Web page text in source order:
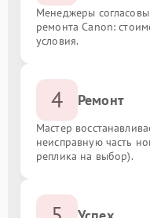
Менеджеры
ремонта Canon:
условия.
4 Ремонт
Мастер
неисправную часть
реплика на выбор).